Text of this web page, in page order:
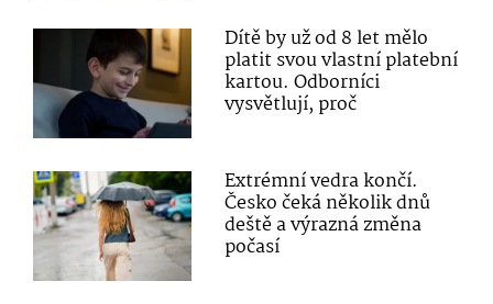
Dítě by už od 8 let mělo
platit svou vlastní platební
kartou. Odborníci
vysvětlují, proč
Extrémní vedra končí.
Česko čeká několik dnů
deště a výrazná změna
počasí